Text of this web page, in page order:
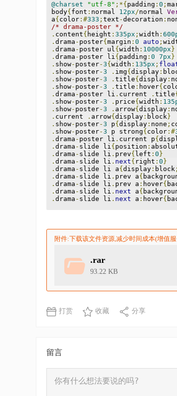
@charset "utf-8" ;*{ padding : 0 ;
body{ font : normal 12px/normal
a{ color :#333 ; text -decoration :
/* drama-poster */
. content{ height : 335px ; width :
. drama - poster{ margin : 0 auto ;
. drama - poster ul{ width : 10000px }
. drama - poster li{ padding : 0 7px }
. show- poster-3{ width : 135px ;
. show- poster-3 . img{ display :
. show- poster-3 . title{ display :
. show- poster-3 . title : hover{
. drama - poster li . current . title{
. show- poster-3 . price{ width :
. show- poster-3 . arrow{ display :
. current . arrow{ display : block}
. show- poster-3 p{ display : none ;
. show- poster-3 p strong{ color :#
. drama - poster li . current p{
. drama - slide li{ position :
. drama - slide li . prev{ left : 0 }
. drama - slide li . next{ right : 0 }
. drama - slide li a{ display : block ;
. drama - slide li . prev a{
. drama - slide li . prev a : hover{
. drama - slide li . next a{
. drama - slide li . next a : hover{
附件:下载该文件资源,减少时间成本(增值
.rar
93.22 KB
打赏 收藏 分享
留言